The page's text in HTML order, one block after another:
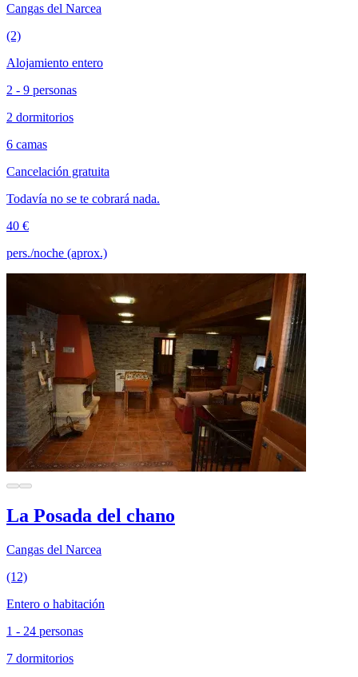
Cangas del Narcea
(2)
Alojamiento entero
2 - 9 personas
2 dormitorios
6 camas
Cancelación gratuita
Todavía no se te cobrará nada.
40 €
pers./noche (aprox.)
La Posada del chano
Cangas del Narcea
(12)
Entero o habitación
1 - 24 personas
7 dormitorios